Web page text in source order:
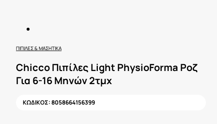
ΠΙΠΊΛΕΣ & ΜΑΣΗΤΙΚΆ
Chicco Πιπίλες Light PhysioForma Ροζ
Για 6-16 Μηνών 2τμχ
ΚΩΔΙΚΟΣ:8058664156399